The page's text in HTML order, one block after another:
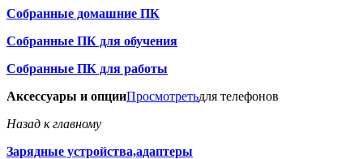
Собранные домашние ПК
Собранные ПК для обучения
Собранные ПК для работы
Аксессуары и опцииПросмотретьдля телефонов
Назад к главному
Зарядные устройства,адаптеры